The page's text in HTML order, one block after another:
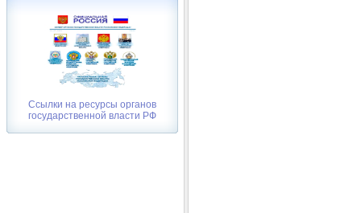
Ссылки на ресурсы органов
государственной власти РФ